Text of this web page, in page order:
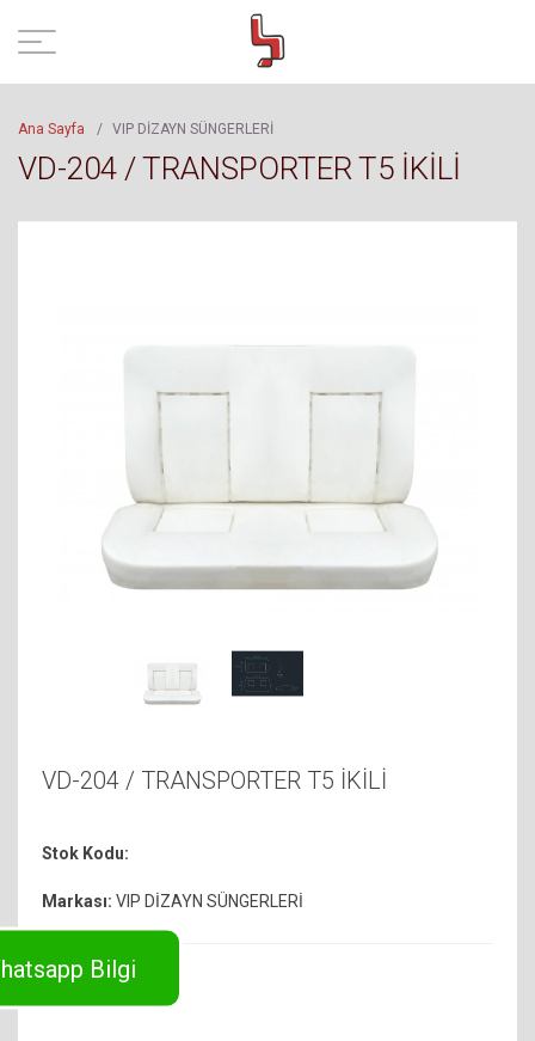
Ana Sayfa / VIP DİZAYN SÜNGERLERİ
VD-204 / TRANSPORTER T5 İKİLİ
VD-204 / TRANSPORTER T5 İKİLİ
Stok Kodu:
Markası: VIP DİZAYN SÜNGERLERİ
Bilgi